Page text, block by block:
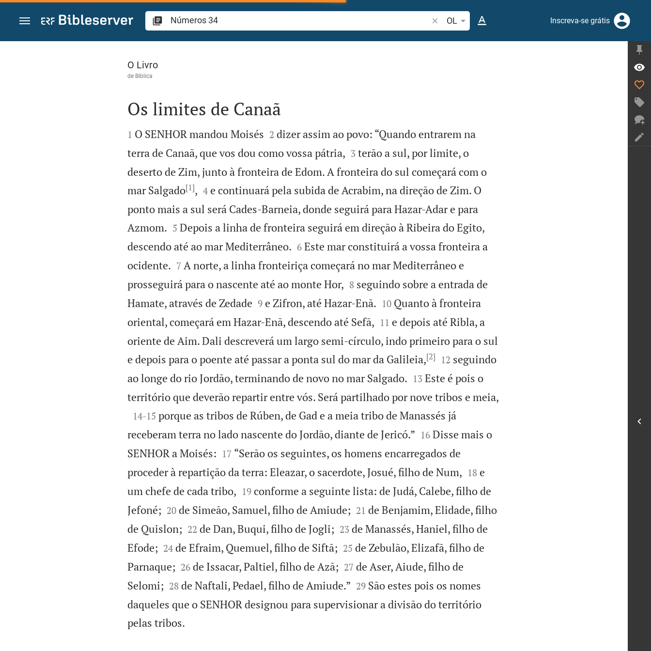
Ir para o conteúdo
Pesquise passagem da Bíblia ou termos
OL Inscreva-se grátis
Números 34
O Livro
de Biblica

Os limites de Canaã

1 O SENHOR mandou Moisés
2 dizer assim ao povo: “Quando entrarem na
terra de Canaã, que vos dou como vossa pátria,
3 terão a sul, por limite, o
deserto de Zim, junto à fronteira de Edom. A fronteira do sul começará com o
mar Salgado[1],
4 e continuará pela subida de Acrabim, na direção de Zim. O
ponto mais a sul será Cades-Barneia, donde seguirá para Hazar-Adar e para
Azmom.
5 Depois a linha de fronteira seguirá em direção à Ribeira do Egito,
descendo até ao mar Mediterrâneo.
6 Este mar constituirá a vossa fronteira a
ocidente.
7 A norte, a linha fronteiriça começará no mar Mediterrâneo e
prosseguirá para o nascente até ao monte Hor,
8 seguindo sobre a entrada de
Hamate, através de Zedade
9 e Zifron, até Hazar-Enã.
10 Quanto à fronteira
oriental, começará em Hazar-Enã, descendo até Sefã,
11 e depois até Ribla, a
oriente de Aim. Dali descreverá um largo semi-círculo, indo primeiro para o sul
e depois para o poente até passar a ponta sul do mar da Galileia,[2]
12 seguindo
ao longe do rio Jordão, terminando de novo no mar Salgado.
13 Este é pois o
território que deverão repartir entre vós. Será partilhado por nove tribos e meia,

14-15 porque as tribos de Rúben, de Gad e a meia tribo de Manassés já
receberam terra no lado nascente do Jordão, diante de Jericó.”
16 Disse mais o
SENHOR a Moisés:
17 “Serão os seguintes, os homens encarregados de
proceder à repartição da terra: Eleazar, o sacerdote, Josué, filho de Num,
18 e
um chefe de cada tribo,
19 conforme a seguinte lista: de Judá, Calebe, filho de
Jefoné;
20 de Simeão, Samuel, filho de Amiude;
21 de Benjamim, Elidade, filho
de Quislon;
22 de Dan, Buqui, filho de Jogli;
23 de Manassés, Haniel, filho de
Efode;
24 de Efraim, Quemuel, filho de Siftã;
25 de Zebulão, Elizafã, filho de
Parnaque;
26 de Issacar, Paltiel, filho de Azã;
27 de Aser, Aiude, filho de
Selomi;
28 de Naftali, Pedael, filho de Amiude.”
29 São estes pois os nomes
daqueles que o SENHOR designou para supervisionar a divisão do território
pelas tribos.